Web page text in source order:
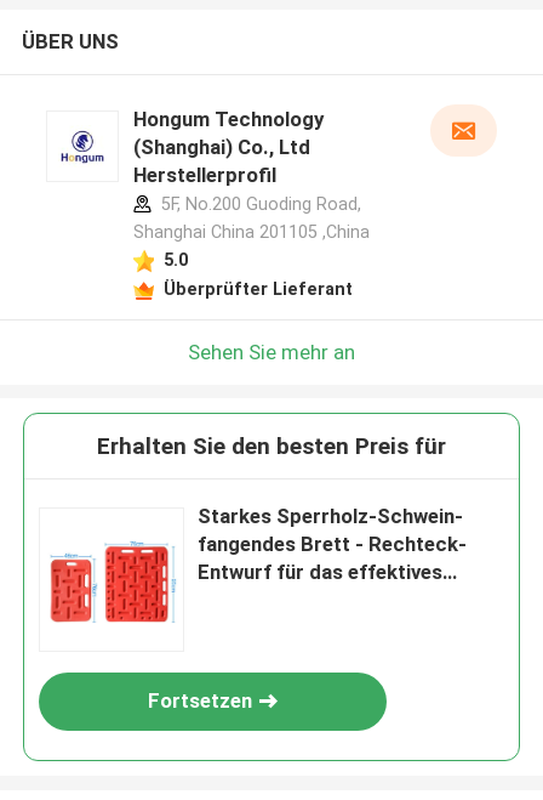
ÜBER UNS
Hongum Technology
(Shanghai) Co., Ltd
Herstellerprofil
5F, No.200 Guoding Road,
Shanghai China 201105 ,China
5.0
Überprüfter Lieferant
Sehen Sie mehr an
Erhalten Sie den besten Preis für
Starkes Sperrholz-Schwein-
fangendes Brett - Rechteck-
Entwurf für das effektives
Fortsetzen